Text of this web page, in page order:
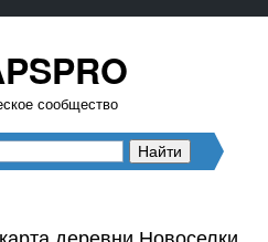
сообщество